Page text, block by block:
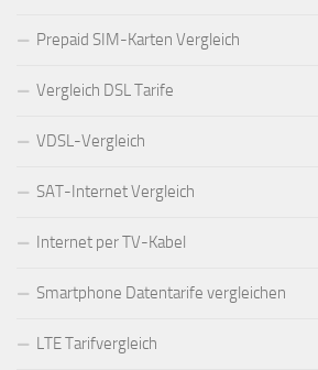
Prepaid SIM-Karten Vergleich
Vergleich DSL Tarife
VDSL-Vergleich
SAT-Internet Vergleich
Internet per TV-Kabel
Smartphone Datentarife vergleichen
LTE Tarifvergleich